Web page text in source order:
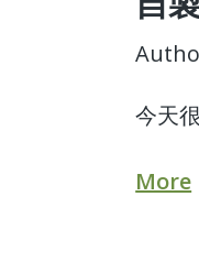
今天
More